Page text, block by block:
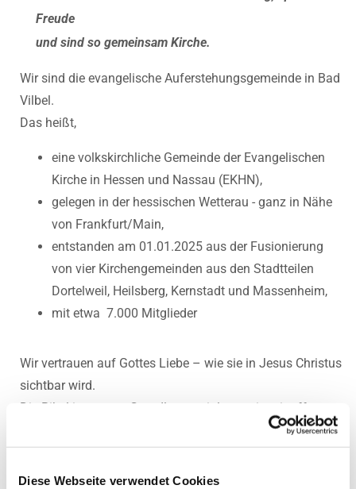
Diese Webseite verwendet Cookies
Freude
und sind so gemeinsam Kirche.
Wir sind die evangelische Auferstehungsgemeinde in Bad
Vilbel.
Das heißt,
eine volkskirchliche Gemeinde der Evangelischen
Kirche in Hessen und Nassau (EKHN),
gelegen in der hessischen Wetterau - ganz in Nähe
von Frankfurt/Main,
entstanden am 01.01.2025 aus der Fusionierung
von vier Kirchengemeinden aus den Stadtteilen
Dortelweil, Heilsberg, Kernstadt und Massenheim,
mit etwa 7.000 Mitglieder
Wir vertrauen auf Gottes Liebe – wie sie in Jesus Christus
sichtbar wird.
Die Bibel ist unsere Grundlage - wir lesen sie mit offenem